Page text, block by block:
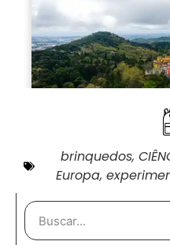
brinquedos,
Europa,